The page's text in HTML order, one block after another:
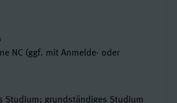
NC (ggf. mit Anmelde- oder
Studium; grundständiges Studium